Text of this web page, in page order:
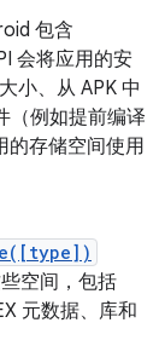
包含
会将应用的安
小、从 APK 中
（例如提前编译
的存储空间使用
空间，包括
元数据、库和